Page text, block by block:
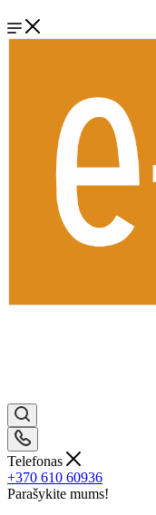
Telefonas
+370 610 60936
Parašykite mums!